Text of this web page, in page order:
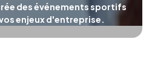
des événements sportifs
enjeux d'entreprise.